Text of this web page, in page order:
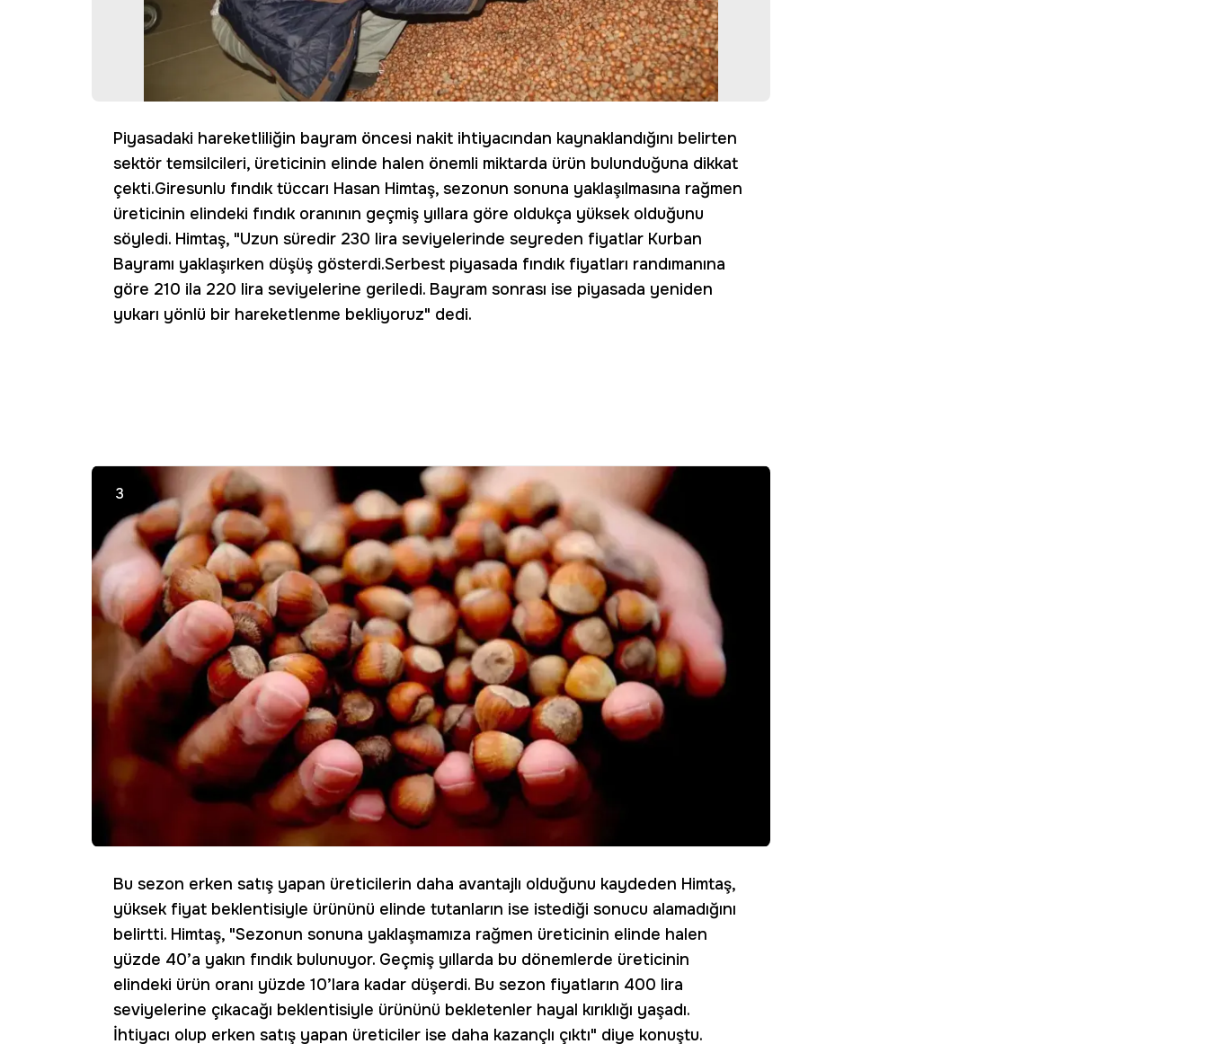
Piyasadaki hareketliliğin bayram öncesi nakit ihtiyacından kaynaklandığını belirten
sektör temsilcileri, üreticinin elinde halen önemli miktarda ürün bulunduğuna dikkat
çekti.Giresunlu fındık tüccarı Hasan Himtaş, sezonun sonuna yaklaşılmasına rağmen
üreticinin elindeki fındık oranının geçmiş yıllara göre oldukça yüksek olduğunu
söyledi. Himtaş, "Uzun süredir 230 lira seviyelerinde seyreden fiyatlar Kurban
Bayramı yaklaşırken düşüş gösterdi.Serbest piyasada fındık fiyatları randımanına
göre 210 ila 220 lira seviyelerine geriledi. Bayram sonrası ise piyasada yeniden
yukarı yönlü bir hareketlenme bekliyoruz" dedi.
3
Bu sezon erken satış yapan üreticilerin daha avantajlı olduğunu kaydeden Himtaş,
yüksek fiyat beklentisiyle ürününü elinde tutanların ise istediği sonucu alamadığını
belirtti. Himtaş, "Sezonun sonuna yaklaşmamıza rağmen üreticinin elinde halen
yüzde 40’a yakın fındık bulunuyor. Geçmiş yıllarda bu dönemlerde üreticinin
elindeki ürün oranı yüzde 10’lara kadar düşerdi. Bu sezon fiyatların 400 lira
seviyelerine çıkacağı beklentisiyle ürününü bekletenler hayal kırıklığı yaşadı.
İhtiyacı olup erken satış yapan üreticiler ise daha kazançlı çıktı" diye konuştu.